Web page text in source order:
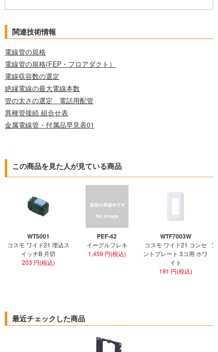
関連技術情報
電線管の規格
電線管の規格(FEP・フロアダクト）
電線収容数の選定
絶縁電線の最大電線本数
管の太さの選定 電話用配管
異種管接続 組合せ表
金属電線管・付属品早見表01
この商品を見た人が見ている商品
WT5001
コスモ ワイド21 埋込ス
イッチB 片切
203 円(税込)
PEF-42
イーグルフレキ
1,459 円(税込)
WTF7003W
コスモ ワイド21 コンセ
ントプレート 3コ用 ホワ
イト
191 円(税込)
最近チェックした商品